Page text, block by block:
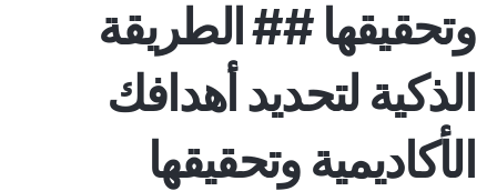
وتحقيقها ## الطريقة
الذكية لتحديد أهدافك
الأكاديمية وتحقيقها